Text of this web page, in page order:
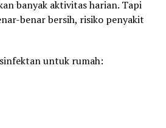
banyak aktivitas harian. Tapi
benar bersih, risiko penyakit
untuk rumah: